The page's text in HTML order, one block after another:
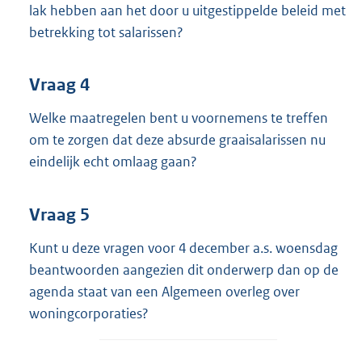
lak hebben aan het door u uitgestippelde beleid met
betrekking tot salarissen?
Vraag 4
Welke maatregelen bent u voornemens te treffen
om te zorgen dat deze absurde graaisalarissen nu
eindelijk echt omlaag gaan?
Vraag 5
Kunt u deze vragen voor 4 december a.s. woensdag
beantwoorden aangezien dit onderwerp dan op de
agenda staat van een Algemeen overleg over
woningcorporaties?